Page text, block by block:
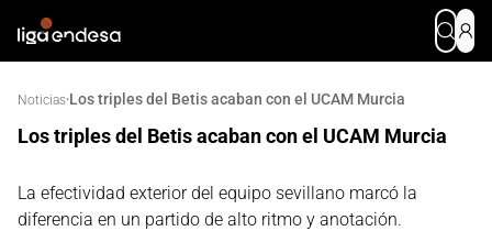
Noticias·Los triples del Betis acaban con el UCAM Murcia
Los triples del Betis acaban con el UCAM Murcia
La efectividad exterior del equipo sevillano marcó la
diferencia en un partido de alto ritmo y anotación.